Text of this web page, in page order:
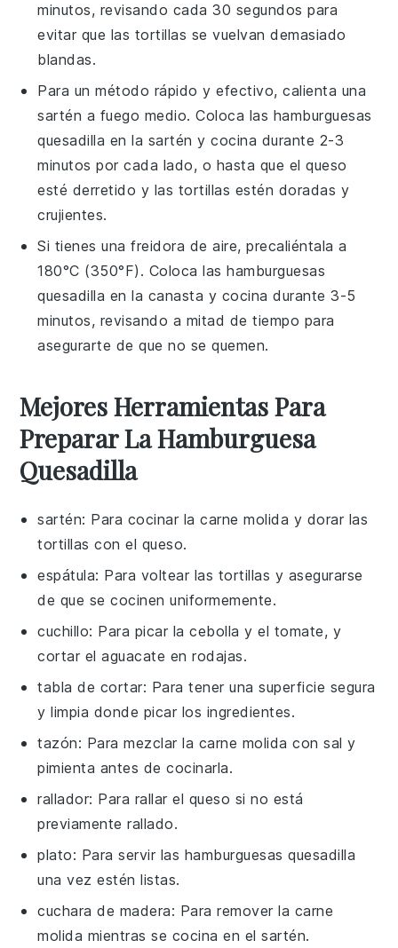
minutos, revisando cada 30 segundos para
evitar que las tortillas se vuelvan demasiado
blandas.
Para un método rápido y efectivo, calienta una
sartén a fuego medio. Coloca las hamburguesas
quesadilla en la sartén y cocina durante 2-3
minutos por cada lado, o hasta que elqueso
esté derretido y las tortillas estén doradas y
crujientes.
Si tienes una freidora de aire, precaliéntala a
180°C (350°F). Coloca lashamburguesas
quesadilla en la canasta y cocina durante 3-5
minutos, revisando a mitad de tiempo para
asegurarte de que no se quemen.
Mejores Herramientas Para
Preparar La Hamburguesa
Quesadilla
sartén: Para cocinar la carne molida y dorar las
tortillas con el queso.
espátula: Para voltear las tortillas y asegurarse
de que se cocinen uniformemente.
cuchillo: Para picar la cebolla y el tomate, y
cortar el aguacate en rodajas.
tabla de cortar: Para tener una superficie segura
y limpia donde picar los ingredientes.
tazón: Para mezclar la carne molida con sal y
pimienta antes de cocinarla.
rallador: Para rallar el queso si no está
previamente rallado.
plato: Para servir las hamburguesas quesadilla
una vez estén listas.
cuchara de madera: Para remover la carne
molida mientras se cocina en el sartén.